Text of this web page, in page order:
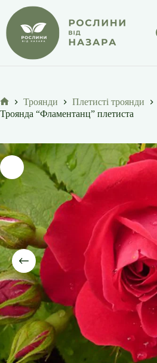
Перейти
вмісту
Головна
Троянди
Плетисті троянди
Троянда “Фламентанц” плетиста